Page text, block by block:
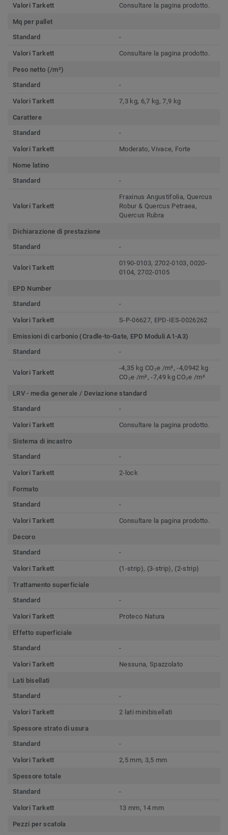
Valori Tarkett Consultare la pagina prodotto.
Mq per pallet
Standard
-
Valori Tarkett Consultare la pagina prodotto.
Peso netto (/m²)
Standard
-
Valori Tarkett 7,3 kg, 6,7 kg, 7,9 kg
Carattere
Standard
-
Valori Tarkett Moderato, Vivace, Forte
Nome latino
Standard
-
Valori Tarkett
Fraxinus Angustifolia, Quercus
Robur & Quercus Petraea,
Quercus Rubra
Dichiarazione di prestazione
Standard
-
Valori Tarkett
0190-0103, 2702-0103, 0020-
0104, 2702-0105
EPD Number
Standard
-
Valori Tarkett S-P-06627, EPD-IES-0026262
Emissioni di carbonio (Cradle-to-Gate, EPD Moduli A1-A3)
Standard
-
Valori Tarkett
-4,35 kg CO₂e /m², -4,0942 kg
CO₂e /m², -7,49 kg CO₂e /m²
LRV - media generale / Deviazione standard
Standard
-
Valori Tarkett Consultare la pagina prodotto.
Sistema di incastro
Standard
-
Valori Tarkett 2-lock
Formato
Standard
-
Valori Tarkett Consultare la pagina prodotto.
Decoro
Standard
-
Valori Tarkett (1-strip), (3-strip), (2-strip)
Trattamento superficiale
Standard
-
Valori Tarkett Proteco Natura
Effetto superficiale
Standard
-
Valori Tarkett Nessuna, Spazzolato
Lati bisellati
Standard
-
Valori Tarkett 2 lati minibisellati
Spessore strato di usura
Standard
-
Valori Tarkett 2,5 mm, 3,5 mm
Spessore totale
Standard
-
Valori Tarkett 13 mm, 14 mm
Pezzi per scatola